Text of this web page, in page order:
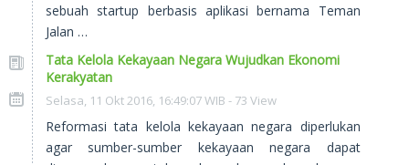
sebuah startup berbasis aplikasi bernama Teman
Jalan …
Tata Kelola Kekayaan Negara Wujudkan Ekonomi
Kerakyatan
Selasa, 11 Okt 2016, 16:49:07 WIB - 73 View
Reformasi tata kelola kekayaan negara diperlukan
agar sumber-sumber kekayaan negara dapat